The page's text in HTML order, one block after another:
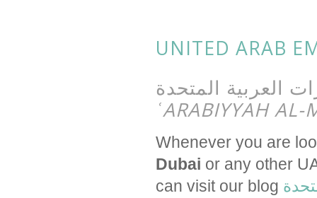
UNITED ARAB
ʿARABIYYAH
Whenever you are
Dubai or any other
can visit our blog